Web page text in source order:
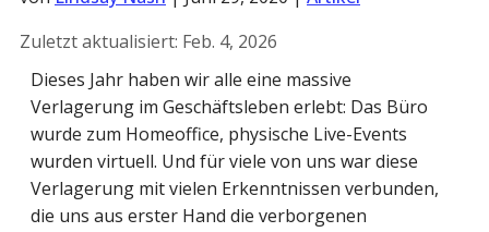
Zuletzt aktualisiert: Feb. 4, 2026
Dieses Jahr haben wir alle eine massive
Verlagerung im Geschäftsleben erlebt: Das Büro
wurde zum Homeoffice, physische Live-Events
wurden virtuell. Und für viele von uns war diese
Verlagerung mit vielen Erkenntnissen verbunden,
die uns aus erster Hand die verborgenen